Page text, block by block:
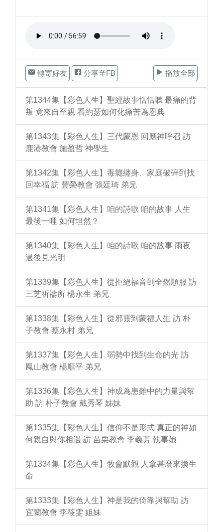
轉寄好友 分享至FB 播放全部
第1344集【彩色人生】聖經故事恬恬聽 最痛的背
叛 竟來自至親 看約瑟如何化痛苦為恩典
第1343集【彩色人生】三代蒙恩 回應神呼召 訪
鹿港教會 施盈哲 神學生
第1342集【彩色人生】毒癮纏身、家庭破碎到找
回幸福 訪 豐榮教會 張廷琦 弟兄
第1341集【彩色人生】咱的詩歌 咱的故事 人生
最後一哩 如何坦然？
第1340集【彩色人生】咱的詩歌 咱的故事 雨夜
過後見光明
第1339集【彩色人生】從拒絕福音到全然順服 訪
三芝祈禱所 楊永生 弟兄
第1338集【彩色人生】從邪靈到蒙福人生 訪 朴
子教會 蔡永村 弟兄
第1337集【彩色人生】弱勢中找到生命的光 訪
鳳山教會 楊順平 弟兄
第1336集【彩色人生】神成為患難中的力量與幫
助 訪 朴子教會 戴秀琴 姊妹
第1335集【彩色人生】信仰不是形式 真正的神如
何親自與你相遇 訪 苗栗教會 李義芳 執事娘
第1334集【彩色人生】牧會默觀 人拿甚麼來換生
命
第1333集【彩色人生】神是我的倚靠與幫助 訪
宜蘭教會 李筱雯 姐妹